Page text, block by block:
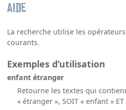
Aide
La recherche utilise les
courants.
Exemples d’utilisation
enfant étranger
Retourne les textes qui
« étranger », SOIT « enfant »